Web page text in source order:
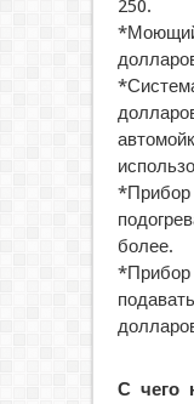
250.
более.
*Прибор
С чего